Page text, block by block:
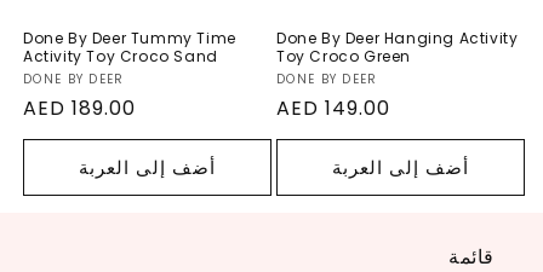
Done By Deer Hanging Activity
Toy Croco Green
DONE BY DEER
السعر
العادي
AED 149.00
أضف إلى العربة
Done By Deer Tummy Time
Activity Toy Croco Sand
DONE BY DEER
السعر
العادي
AED 189.00
أضف إلى العربة
قائمة